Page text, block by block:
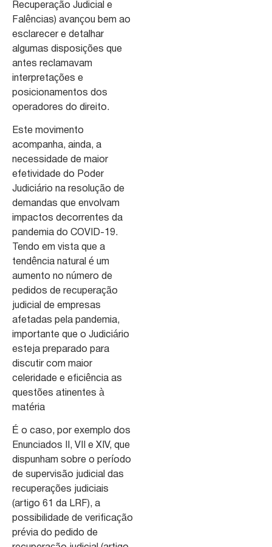
Recuperação Judicial e
Falências) avançou bem ao
esclarecer e detalhar
algumas disposições que
antes reclamavam
interpretações e
posicionamentos dos
operadores do direito.
Este movimento
acompanha, ainda, a
necessidade de maior
efetividade do Poder
Judiciário na resolução de
demandas que envolvam
impactos decorrentes da
pandemia do COVID-19.
Tendo em vista que a
tendência natural é um
aumento no número de
pedidos de recuperação
judicial de empresas
afetadas pela pandemia,
importante que o Judiciário
esteja preparado para
discutir com maior
celeridade e eficiência as
questões atinentes à
matéria
É o caso, por exemplo dos
Enunciados II, VII e XIV, que
dispunham sobre o período
de supervisão judicial das
recuperações judiciais
(artigo 61 da LRF), a
possibilidade de verificação
prévia do pedido de